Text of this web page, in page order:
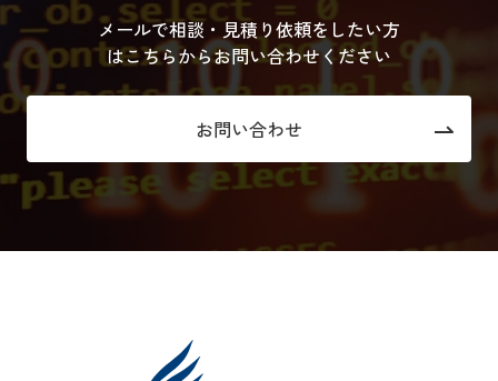
メールで相談・見積り依頼をしたい方
はこちらからお問い合わせください
お問い合わせ